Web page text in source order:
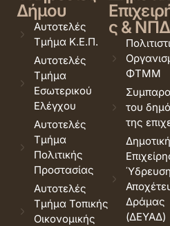
Δήμου
Αυτοτελές
Τμήμα Κ.Ε.Π.
Αυτοτελές
Τμήμα
Εσωτερικού
Ελέγχου
Αυτοτελές
Τμήμα
Πολιτικής
Προστασίας
Αυτοτελές
Τμήμα Τοπικής
Οικονομικής
ς &
ΦΤΜΜ
του
της
Δημοτική
Δράμας
(ΔΕΥΑΔ)